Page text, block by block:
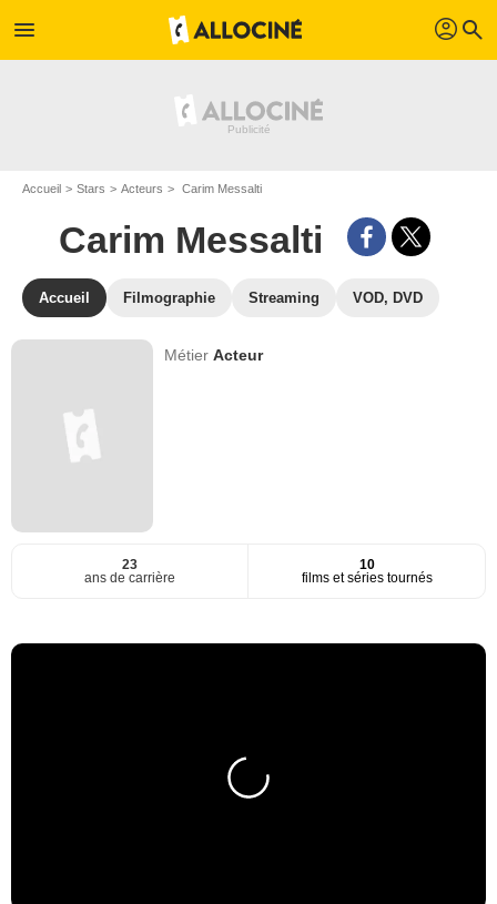
menu profil search
Accueil Stars Acteurs Carim Messalti
Carim Messalti
Accueil Filmographie Streaming VOD, DVD
MétierActeur
23
ans de carrière
10
films et séries tournés